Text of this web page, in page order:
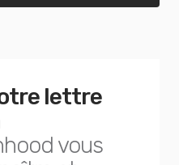
lettre
vous